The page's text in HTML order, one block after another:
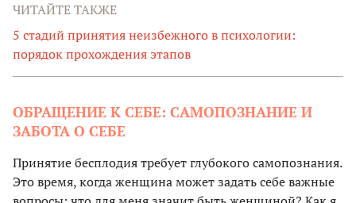
ЧИТАЙТЕ ТАКЖЕ
5 стадий принятия неизбежного в психологии:
порядок прохождения этапов
ОБРАЩЕНИЕ К СЕБЕ: САМОПОЗНАНИЕ И
ЗАБОТА О СЕБЕ
Принятие бесплодия требует глубокого самопознания.
Это время, когда женщина может задать себе важные